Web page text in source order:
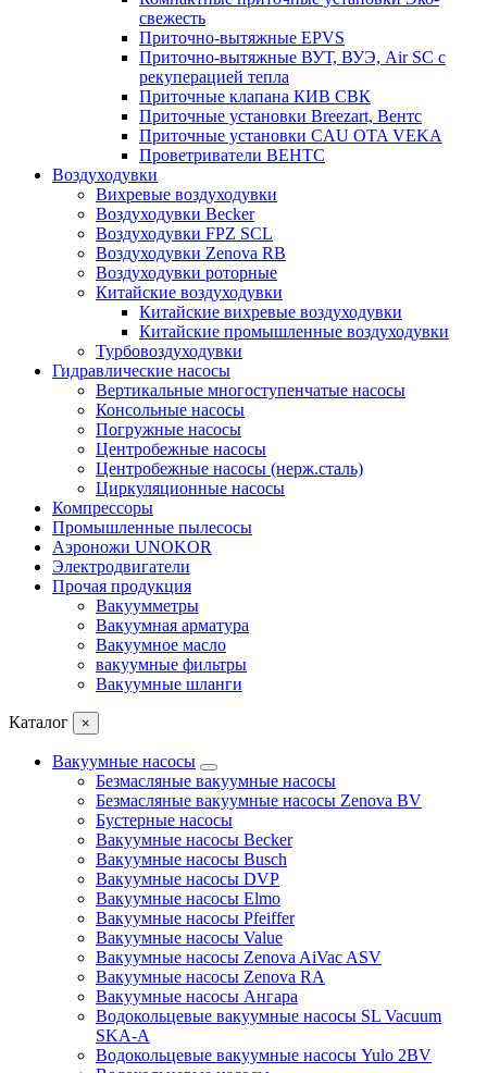
свежесть
Приточно-вытяжные EPVS
Приточно-вытяжные ВУТ, ВУЭ, Air SC с
рекуперацией тепла
Приточные клапана КИВ СВК
Приточные установки Breezart, Вентс
Приточные установки CAU OTA VEKA
Проветриватели ВЕНТС
Воздуходувки
Вихревые воздуходувки
Воздуходувки Becker
Воздуходувки FPZ SCL
Воздуходувки Zenova RB
Воздуходувки роторные
Китайские воздуходувки
Китайские вихревые воздуходувки
Китайские промышленные воздуходувки
Турбовоздуходувки
Гидравлические насосы
Вертикальные многоступенчатые насосы
Консольные насосы
Погружные насосы
Центробежные насосы
Центробежные насосы (нерж.сталь)
Циркуляционные насосы
Компрессоры
Промышленные пылесосы
Аэроножи UNOKOR
Электродвигатели
Прочая продукция
Вакуумметры
Вакуумная арматура
Вакуумное масло
вакуумные фильтры
Вакуумные шланги
Каталог ×
Вакуумные насосы
Безмасляные вакуумные насосы
Безмасляные вакуумные насосы Zenova BV
Бустерные насосы
Вакуумные насосы Becker
Вакуумные насосы Busch
Вакуумные насосы DVP
Вакуумные насосы Elmo
Вакуумные насосы Pfeiffer
Вакуумные насосы Value
Вакуумные насосы Zenova AiVac ASV
Вакуумные насосы Zenova RA
Вакуумные насосы Ангара
Водокольцевые вакуумные насосы SL Vacuum
SKA-A
Водокольцевые вакуумные насосы Yulo 2BV